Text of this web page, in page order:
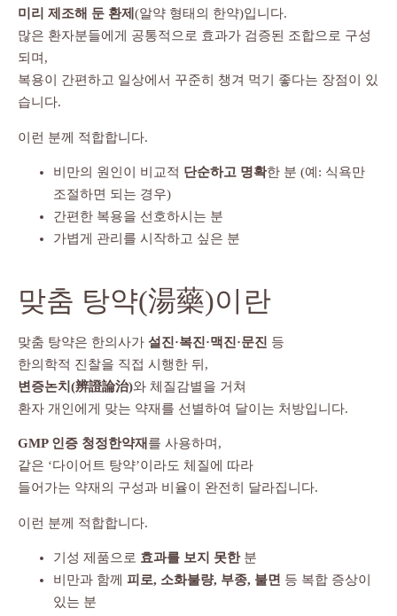
미리 제조해 둔 환제 (알약 형태의 한약)입니다.
많은 환자분들에게 공통적으로 효과가 검증된 조합으로 구성
되며,
복용이 간편하고 일상에서 꾸준히 챙겨 먹기 좋다는 장점이 있
습니다.
이런 분께 적합합니다.
비만의 원인이 비교적 단순하고 명확한 분 (예: 식욕만
조절하면 되는 경우)
간편한 복용을 선호하시는 분
가볍게 관리를 시작하고 싶은 분
맞춤 탕약(湯藥)이란
맞춤 탕약은 한의사가 설진·복진·맥진·문진 등
한의학적 진찰을 직접 시행한 뒤,
변증논치(辨證論治)와 체질감별을 거쳐
환자 개인에게 맞는 약재를 선별하여 달이는 처방입니다.
GMP 인증 청정한약재 를 사용하며,
같은 ‘다이어트 탕약’이라도 체질에 따라
들어가는 약재의 구성과 비율이 완전히 달라집니다.
이런 분께 적합합니다.
기성 제품으로 효과를 보지 못한분
비만과 함께 피로, 소화불량, 부종, 불면 등 복합 증상이
있는 분